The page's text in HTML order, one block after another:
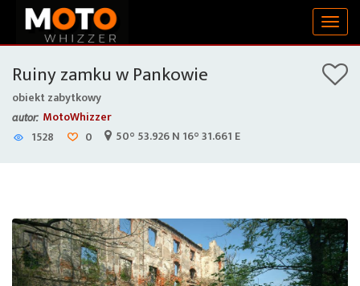
Ruiny zamku w Pankowie
obiekt zabytkowy
autor: MotoWhizzer
1528
0 50° 53.926 N 16° 31.661 E